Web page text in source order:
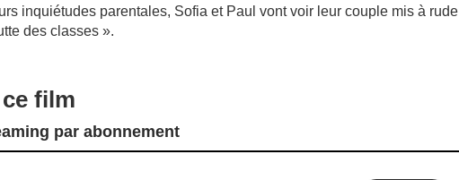
inquiétudes parentales, Sofia et Paul vont voir leur couple mis à rude
des classes ».
film
par abonnement